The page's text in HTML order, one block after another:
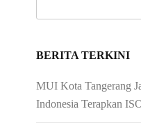
BERITA TERKINI
MUI Kota Tangerang
Indonesia Terapkan